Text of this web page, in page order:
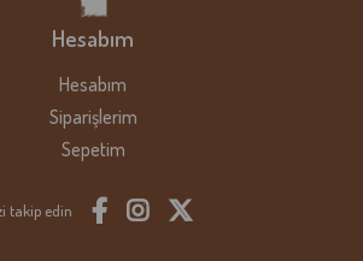
Hesabım
Hesabım
Siparişlerim
Sepetim
takip edin